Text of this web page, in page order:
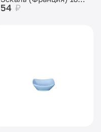
мл D-77 H-78 мм
54 ₽